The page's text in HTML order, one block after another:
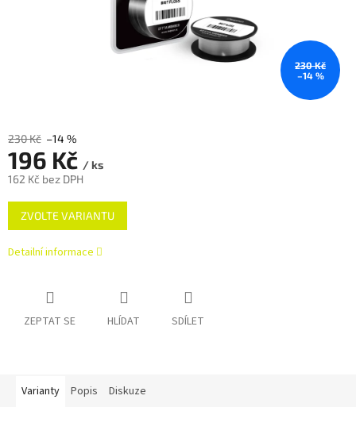
230 Kč
–14 %
230 Kč –14 %
196 Kč / ks
162 Kč bez DPH
Měrná
cena:
ZVOLTE VARIANTU
Detailní informace
ZEPTAT SE HLÍDAT SDÍLET
Varianty Popis Diskuze